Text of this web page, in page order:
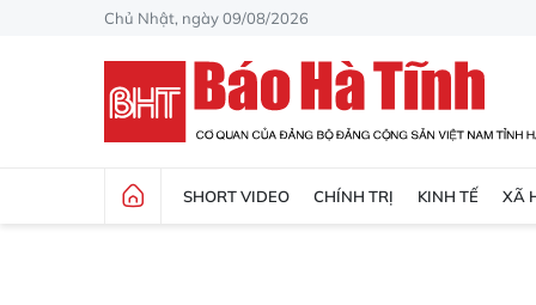
Chủ Nhật, ngày 09/08/2026
SHORT VIDEO CHÍNH TRỊ KINH TẾ XÃ